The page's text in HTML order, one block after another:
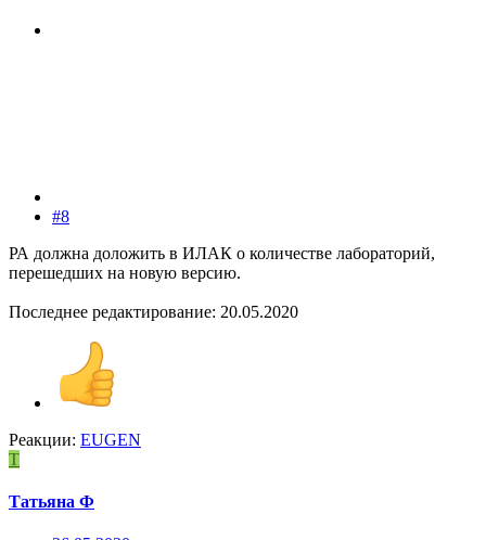
#8
РА должна доложить в ИЛАК о количестве лабораторий,
перешедших на новую версию.
Последнее редактирование: 20.05.2020
Реакции: EUGEN
Т
Татьяна Ф